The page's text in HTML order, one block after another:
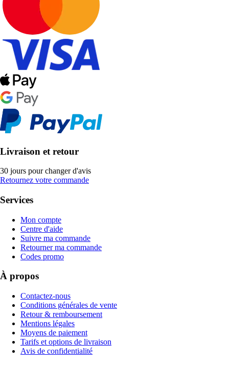
Livraison et retour
30 jours pour changer d'avis
Retournez votre commande
Services
Mon compte
Centre d'aide
Suivre ma commande
Retourner ma commande
Codes promo
À propos
Contactez-nous
Conditions générales de vente
Retour & remboursement
Mentions légales
Moyens de paiement
Tarifs et options de livraison
Avis de confidentialité